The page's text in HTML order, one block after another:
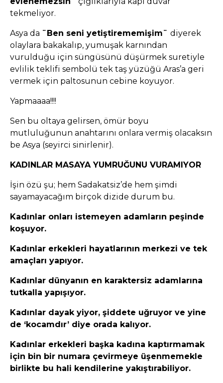
tekmeliyor.
Asya da ¨Ben seni yetiştirememişim¨ diyerek
olaylara bakakalıp, yumuşak karnından
vurulduğu için süngüsünü düşürmek suretiyle
evlilik teklifi sembolü tek taş yüzüğü Aras’a geri
vermek için paltosunun cebine koyuyor.
Yapmaaaa!!!!
Sen bu oltaya gelirsen, ömür boyu
mutluluğunun anahtarını onlara vermiş olacaksın
be Asya (seyirci sinirlenir).
KADINLAR MASAYA YUMRUĞUNU VURAMIYOR
İşin özü şu; hem Sadakatsiz’de hem şimdi
sayamayacağım birçok dizide durum bu.
Kadınlar onları istemeyen adamların peşinde
koşuyor.
Kadınlar erkekleri hayatlarının merkezi ve tek
amaçları yapıyor.
Kadınlar dünyanın en karaktersiz adamlarına
tutkalla yapışıyor.
Kadınlar dayak yiyor, şiddete uğruyor ve yine
de ‘kocamdır’ diye orada kalıyor.
Kadınlar erkekleri başka kadına kaptırmamak
için bin bir numara çevirmeye üşenmemekle
birlikte bu hali kendilerine yakıştırabiliyor.